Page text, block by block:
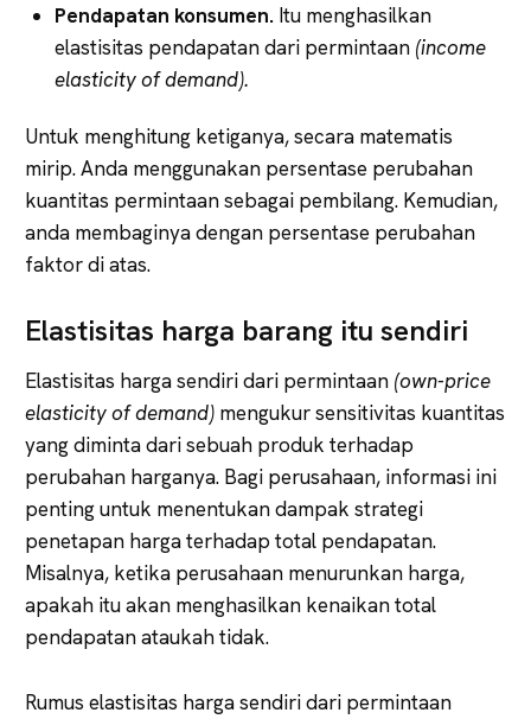
Pendapatan konsumen. Itu menghasilkan
elastisitas pendapatan dari permintaan (income
elasticityofdemand).
Untuk menghitung ketiganya, secara matematis
mirip. Anda menggunakan persentase perubahan
kuantitas permintaan sebagai pembilang. Kemudian,
anda membaginya dengan persentase perubahan
faktor di atas.
Elastisitas harga barang itu sendiri
Elastisitas harga sendiri dari permintaan (own-price
elasticityofdemand) mengukur sensitivitas kuantitas
yang diminta dari sebuah produk terhadap
perubahan harganya. Bagi perusahaan, informasi ini
penting untuk menentukan dampak strategi
penetapan harga terhadap total pendapatan.
Misalnya, ketika perusahaan menurunkan harga,
apakah itu akan menghasilkan kenaikan total
pendapatan ataukah tidak.
Rumus elastisitas harga sendiri dari permintaan